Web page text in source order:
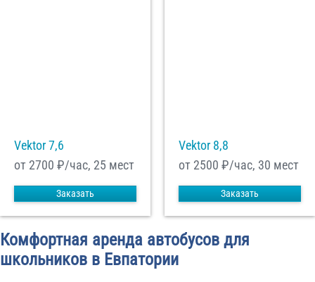
Vektor 7,6
от 2700 ₽/час, 25 мест
Заказать
Vektor 8,8
от 2500 ₽/час, 30 мест
Заказать
Комфортная аренда автобусов для
школьников в Евпатории